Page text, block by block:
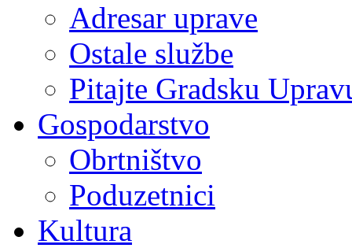
Adresar uprave
Ostale službe
Pitajte Gradsku
Gospodarstvo
Obrtništvo
Poduzetnici
Kultura